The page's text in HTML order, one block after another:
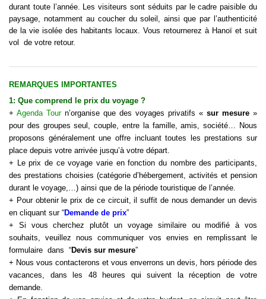
durant toute l’année. Les visiteurs sont séduits par le cadre paisible du
paysage, notamment au coucher du soleil, ainsi que par l’authenticité
de la vie isolée des habitants locaux. Vous retournerez à Hanoï et suit
vol de votre retour.
REMARQUES IMPORTANTES
1: Que comprend le prix du voyage ?
+ Agenda Tourn’organise que des voyages privatifs « sur mesure »
pour des groupes seul, couple, entre la famille, amis, société… Nous
proposons généralement une offre incluant toutes les prestations sur
place depuis votre arrivée jusqu’à votre départ.
+ Le prix de ce voyage varie en fonction du nombre des participants,
des prestations choisies (catégorie d’hébergement, activités et pension
durant le voyage,…) ainsi que de la période touristique de l’année.
+ Pour obtenir le prix de ce circuit, il suffit de nous demander un devis
en cliquant sur “Demande de prix”
+ Si vous cherchez plutôt un voyage similaire ou modifié à vos
souhaits, veuillez nous communiquer vos envies en remplissant le
formulaire dans “Devis sur mesure”
+ Nous vous contacterons et vous enverrons un devis, hors période des
vacances, dans les 48 heures qui suivent la réception de votre
demande.